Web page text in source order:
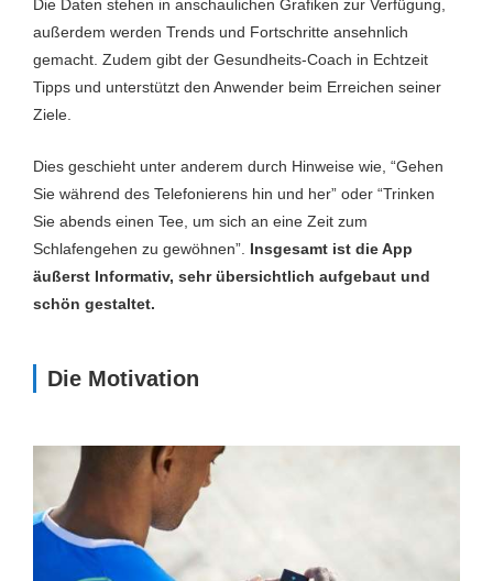
Die Daten stehen in anschaulichen Grafiken zur Verfügung,
außerdem werden Trends und Fortschritte ansehnlich
gemacht. Zudem gibt der Gesundheits-Coach in Echtzeit
Tipps und unterstützt den Anwender beim Erreichen seiner
Ziele.
Dies geschieht unter anderem durch Hinweise wie, “Gehen
Sie während des Telefonierens hin und her” oder “Trinken
Sie abends einen Tee, um sich an eine Zeit zum
Schlafengehen zu gewöhnen”. Insgesamt ist die App
äußerst Informativ, sehr übersichtlich aufgebaut und
schön gestaltet.
Die Motivation